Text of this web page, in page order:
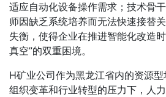
适应自动化设备操作需求；技术骨
师因缺乏系统培养而无法快速接替
失衡，使得企业在推进智能化改造
真空”的双重困境。
H矿业公司作为黑龙江省内的资源型
组织变革和行业转型的压力下，人